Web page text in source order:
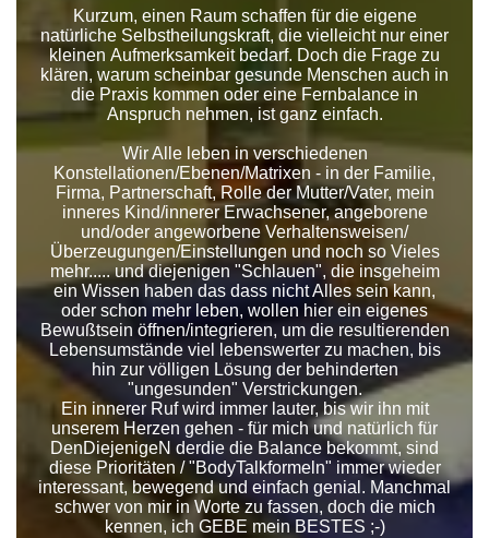
Kurzum, einen Raum schaffen für die eigene
natürliche Selbstheilungskraft, die vielleicht nur einer
kleinen Aufmerksamkeit bedarf. Doch die Frage zu
klären, warum scheinbar gesunde Menschen auch in
die Praxis kommen oder eine Fernbalance in
Anspruch nehmen, ist ganz einfach.
Wir Alle leben in verschiedenen
Konstellationen/Ebenen/Matrixen - in der Familie,
Firma, Partnerschaft, Rolle der Mutter/Vater, mein
inneres Kind/innerer Erwachsener, angeborene
und/oder angeworbene Verhaltensweisen/
Überzeugungen/Einstellungen und noch so Vieles
mehr..... und diejenigen "Schlauen", die insgeheim
ein Wissen haben das dass nicht Alles sein kann,
oder schon mehr leben, wollen hier ein eigenes
Bewußtsein öffnen/integrieren, um die resultierenden
Lebensumstände viel lebenswerter zu machen, bis
hin zur völligen Lösung der behinderten
"ungesunden" Verstrickungen.
Ein innerer Ruf wird immer lauter, bis wir ihn mit
unserem Herzen gehen - für mich und natürlich für
DenDiejenigeN derdie die Balance bekommt, sind
diese Prioritäten / "BodyTalkformeln" immer wieder
interessant, bewegend und einfach genial. Manchmal
schwer von mir in Worte zu fassen, doch die mich
kennen, ich GEBE mein BESTES ;-)